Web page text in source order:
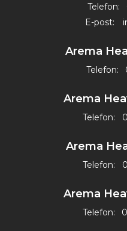
Telefon:
E-post:
Arema
Telefon:
Arema
Telefon:
Arema
Telefon:
Arema
Telefon: